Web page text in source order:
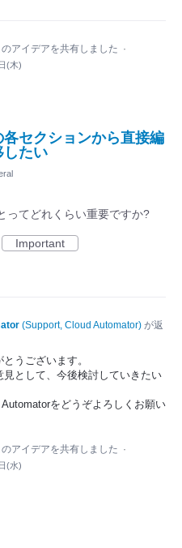
アイデアを共有しました ·
(木)
各セクションから直接編
したい
ってどれくらい重要ですか?
Important
(Support, Cloud Automator) が返
うございます。
見として、今後検討していきたい
をどうぞよろしくお願い
アイデアを共有しました ·
(水)